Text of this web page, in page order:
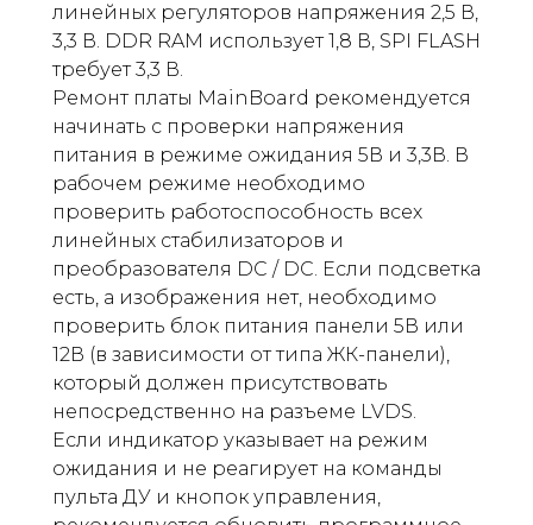
линейных регуляторов напряжения 2,5 В,
3,3 В. DDR RAM использует 1,8 В, SPI FLASH
требует 3,3 В.
Ремонт платы MainBoard рекомендуется
начинать с проверки напряжения
питания в режиме ожидания 5В и 3,3В. В
рабочем режиме необходимо
проверить работоспособность всех
линейных стабилизаторов и
преобразователя DC / DC. Если подсветка
есть, а изображения нет, необходимо
проверить блок питания панели 5В или
12В (в зависимости от типа ЖК-панели),
который должен присутствовать
непосредственно на разъеме LVDS.
Если индикатор указывает на режим
ожидания и не реагирует на команды
пульта ДУ и кнопок управления,